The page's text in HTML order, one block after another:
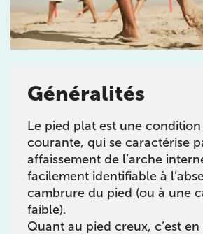
Généralités
Le pied plat est une
courante, qui se caractérise
affaissement de l’arche
facilement identifiable à
cambrure du pied (ou à une
faible).
Quant au pied creux, c’est
Prendre rendez-
avec les équipes
de Jérôme Auger
Bénéficiez de l’expertise de
prenant rendez-vous avecses
cabinet IK – Institut
de chez vous ou chez
quotidien.